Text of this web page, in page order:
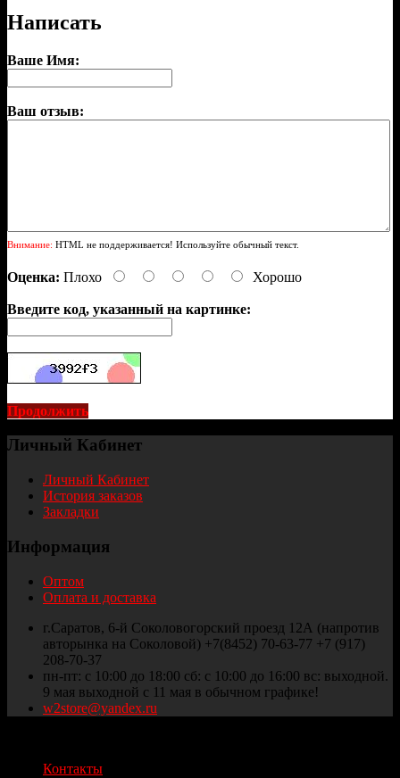
Написать
Ваше Имя:
Ваш отзыв:
Внимание: HTML не поддерживается! Используйте обычный текст.
Оценка: Плохо Хорошо
Введите код, указанный на картинке:
Продолжить
Личный Кабинет
Личный Кабинет
История заказов
Закладки
Информация
Оптом
Оплата и доставка
г.Саратов, 6-й Соколовогорский проезд 12А (напротив
авторынка на Соколовой) +7(8452) 70-63-77 +7 (917)
208-70-37
пн-пт: с 10:00 до 18:00 сб: с 10:00 до 16:00 вс: выходной.
9 мая выходной с 11 мая в обычном графике!
w2store@yandex.ru
Контакты